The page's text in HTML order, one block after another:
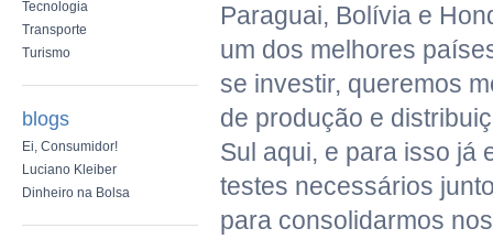
Tecnologia
Transporte
Turismo
blogs
Ei, Consumidor!
Luciano Kleiber
Dinheiro na Bolsa
Paraguai, Bolívia e
um dos melhores
se investir, queremos
de produção e
Sul aqui, e para isso já
testes necessários
para consolidarmos